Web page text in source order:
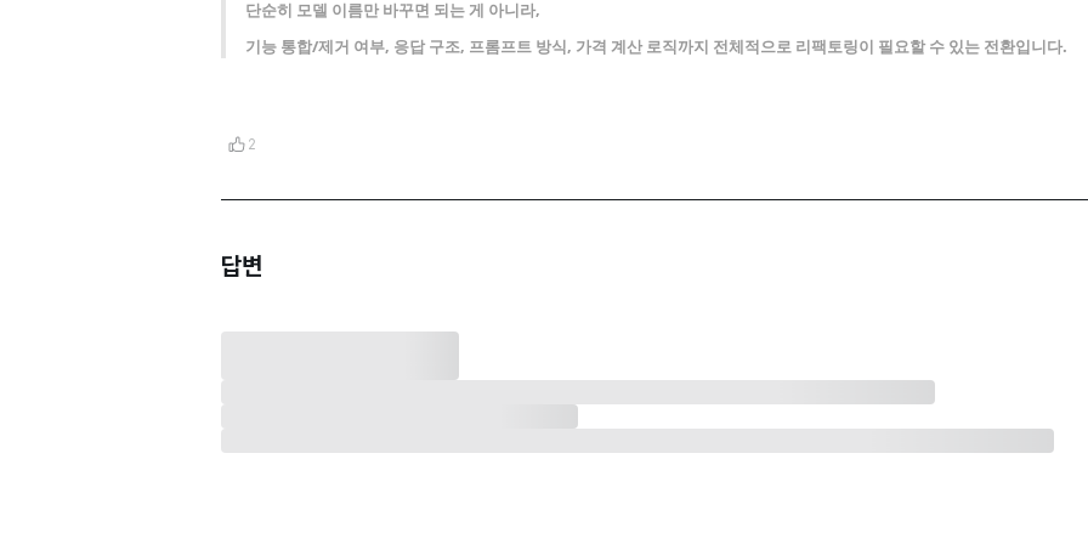
단순히 모델 이름만 바꾸면 되는 게 아니라,
기능 통합/제거 여부, 응답 구조, 프롬프트 방식, 가격 계산 로직까지 전체적으로 리팩토링이 필요할 수 있는 전환입니다.
2
답변